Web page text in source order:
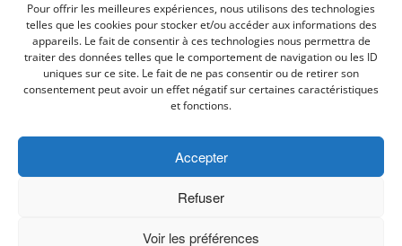
Pour offrir les meilleures expériences, nous utilisons des technologies
telles que les cookies pour stocker et/ou accéder aux informations des
appareils. Le fait de consentir à ces technologies nous permettra de
traiter des données telles que le comportement de navigation ou les ID
uniques sur ce site. Le fait de ne pas consentir ou de retirer son
consentement peut avoir un effet négatif sur certaines caractéristiques
et fonctions.
Accepter
Refuser
Voir les préférences
PLAN D’ACCES
Copyright © 2026 Commune de Lavalette - Aude.